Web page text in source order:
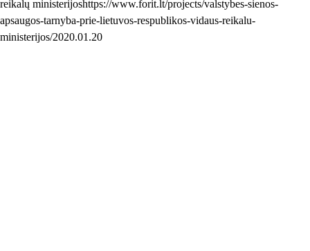
reikalų ministerijoshttps://www.forit.lt/projects/valstybes-sienos-
apsaugos-tarnyba-prie-lietuvos-respublikos-vidaus-reikalu-
ministerijos/2020.01.20